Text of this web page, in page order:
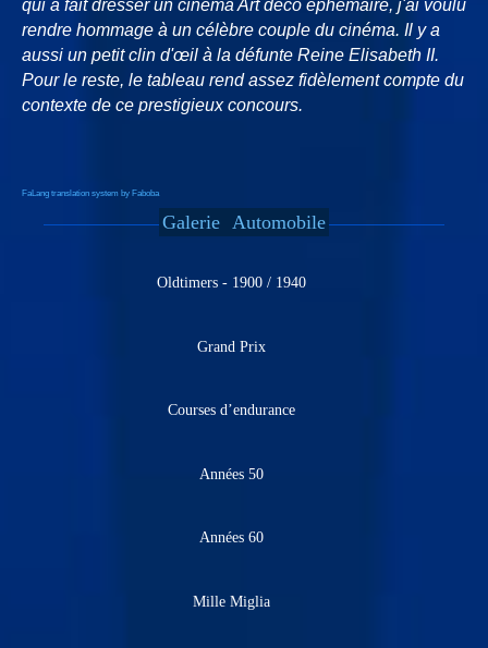
qui a fait dresser un cinéma Art déco éphémaire, j'ai voulu
rendre hommage à un célèbre couple du cinéma. Il y a
aussi un petit clin d'œil à la défunte Reine Elisabeth II.
Pour le reste, le tableau rend assez fidèlement compte du
contexte de ce prestigieux concours.
FaLang translation system by Faboba
Galerie Automobile
Oldtimers - 1900 / 1940
Grand Prix
Courses d’endurance
Années 50
Années 60
Mille Miglia